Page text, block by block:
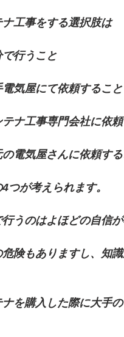
をする選択肢は
うこと
にて依頼すること
事専門会社に依頼
屋さんに依頼する
考えられます。
はよほどの自信がな
ありますし、知識が
した際に大手の電